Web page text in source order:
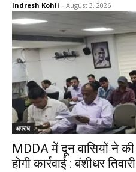
Indresh Kohli - August 3, 2026
अपराध
MDDA में दून वासियों ने
होगी कार्रवाई : बंशीधर तिवारी